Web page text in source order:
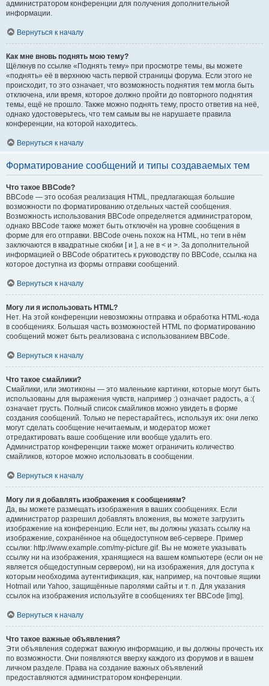
администратором конференции для получения дополнительной
информации.
Вернуться к началу
Как мне вновь поднять мою тему?
Щёлкнув по ссылке «Поднять тему» при просмотре темы, вы можете
«поднять» её в верхнюю часть первой страницы форума. Если этого не
происходит, то это означает, что возможность поднятия тем могла быть
отключена, или время, которое должно пройти до повторного поднятия
темы, ещё не прошло. Также можно поднять тему, просто ответив на неё,
однако удостоверьтесь, что тем самым вы не нарушаете правила
конференции, на которой находитесь.
Вернуться к началу
Форматирование сообщений и типы создаваемых тем
Что такое BBCode?
BBCode — это особая реализация HTML, предлагающая большие
возможности по форматированию отдельных частей сообщения.
Возможность использования BBCode определяется администратором,
однако BBCode также может быть отключён на уровне сообщения в
форме для его отправки. BBCode очень похож на HTML, но теги в нём
заключаются в квадратные скобки [ и ], а не в < и >. За дополнительной
информацией о BBCode обратитесь к руководству по BBCode, ссылка на
которое доступна из формы отправки сообщений.
Вернуться к началу
Могу ли я использовать HTML?
Нет. На этой конференции невозможны отправка и обработка HTML-кода
в сообщениях. Большая часть возможностей HTML по форматированию
сообщений может быть реализована с использованием BBCode.
Вернуться к началу
Что такое смайлики?
Смайлики, или эмотиконы — это маленькие картинки, которые могут быть
использованы для выражения чувств, например :) означает радость, а :(
означает грусть. Полный список смайликов можно увидеть в форме
создания сообщений. Только не перестарайтесь, используя их: они легко
могут сделать сообщение нечитаемым, и модератор может
отредактировать ваше сообщение или вообще удалить его.
Администратор конференции также может ограничить количество
смайликов, которое можно использовать в сообщении.
Вернуться к началу
Могу ли я добавлять изображения к сообщениям?
Да, вы можете размещать изображения в ваших сообщениях. Если
администратор разрешил добавлять вложения, вы можете загрузить
изображение на конференцию. Если нет, вы должны указать ссылку на
изображение, сохранённое на общедоступном веб-сервере. Пример
ссылки: http://www.example.com/my-picture.gif. Вы не можете указывать
ссылку ни на изображения, хранящиеся на вашем компьютере (если он не
является общедоступным сервером), ни на изображения, для доступа к
которым необходима аутентификация, как, например, на почтовые ящики
Hotmail или Yahoo, защищённые паролями сайты и т. п. Для указания
ссылок на изображения используйте в сообщениях тег BBCode [img].
Вернуться к началу
Что такое важные объявления?
Эти объявления содержат важную информацию, и вы должны прочесть их
по возможности. Они появляются вверху каждого из форумов и в вашем
личном разделе. Права на создание важных объявлений
предоставляются администратором конференции.